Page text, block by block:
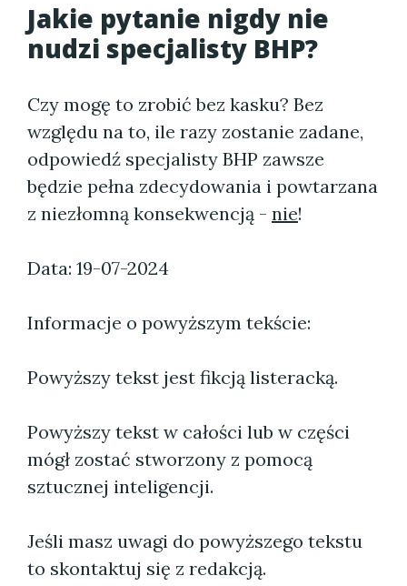
Jakie pytanie nigdy nie
nudzi specjalisty BHP?
Czy mogę to zrobić bez kasku? Bez
względu na to, ile razy zostanie zadane,
odpowiedź specjalisty BHP zawsze
będzie pełna zdecydowania i powtarzana
z niezłomną konsekwencją - nie!
Data: 19-07-2024
Informacje o powyższym tekście:
Powyższy tekst jest fikcją listeracką.
Powyższy tekst w całości lub w części
mógł zostać stworzony z pomocą
sztucznej inteligencji.
Jeśli masz uwagi do powyższego tekstu
to skontaktuj się z redakcją.